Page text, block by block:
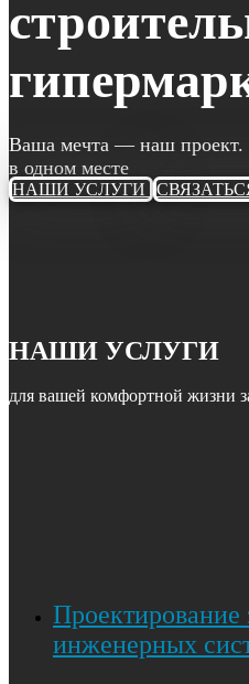
Ваша мечта — наш проект.
в одном месте
НАШИ УСЛУГИ
НАШИ УСЛУГИ
для вашей комфортной жизни
Проектирование
инженерных